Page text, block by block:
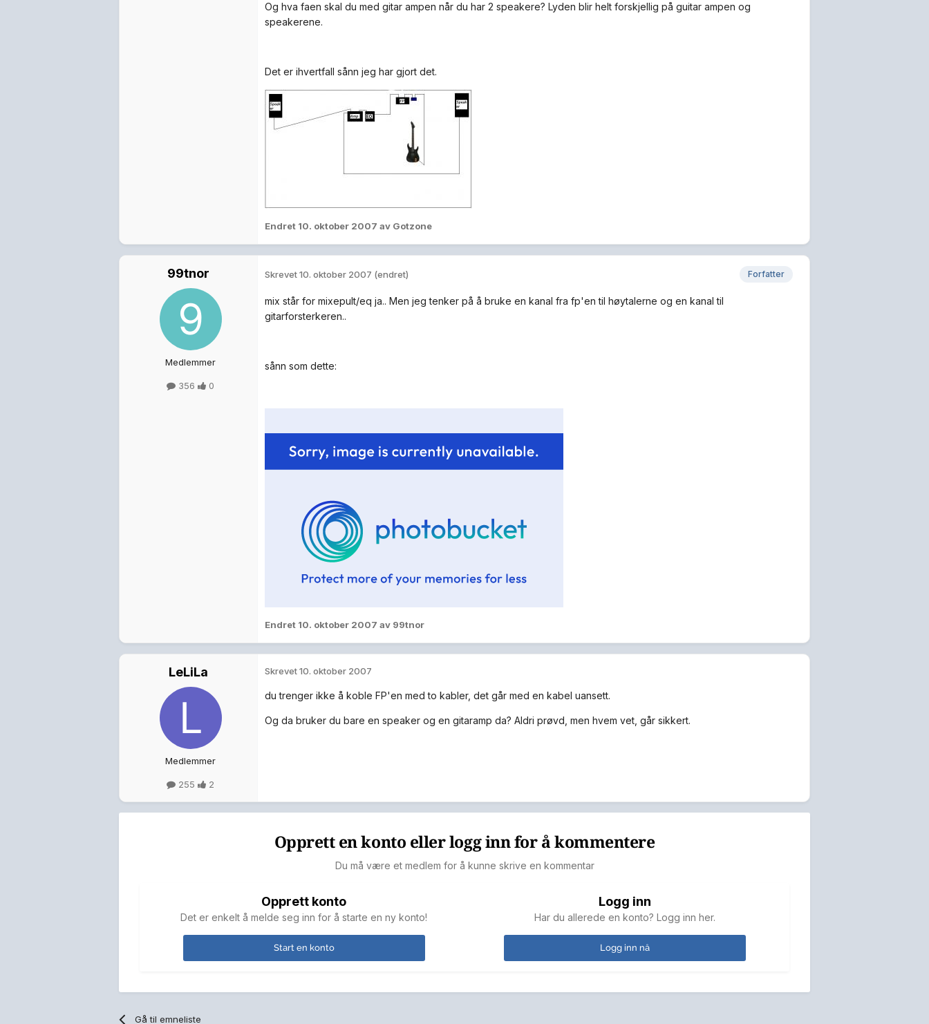
Og hva faen skal du med gitar ampen når du har 2 speakere? Lyden blir helt forskjellig på guitar ampen og
speakerene.
Det er ihvertfall sånn jeg har gjort det.
Endret 10. oktober 2007 av Gotzone
99tnor
Medlemmer
356 0
Forfatter
Skrevet10. oktober 2007 (endret)
mix står for mixepult/eq ja.. Men jeg tenker på å bruke en kanal fra fp'en til høytalerne og en kanal til
gitarforsterkeren..
sånn som dette:
Endret 10. oktober 2007 av 99tnor
LeLiLa
Medlemmer
255 2
Skrevet10. oktober 2007
du trenger ikke å koble FP'en med to kabler, det går med en kabel uansett.
Og da bruker du bare en speaker og en gitaramp da? Aldri prøvd, men hvem vet, går sikkert.
Opprett en konto eller logg inn for å kommentere
Du må være et medlem for å kunne skrive en kommentar
Opprett konto
Det er enkelt å melde seg inn for å starte en ny konto!
Start en konto
Logg inn
Har du allerede en konto? Logg inn her.
Logg inn nå
Gå til emneliste